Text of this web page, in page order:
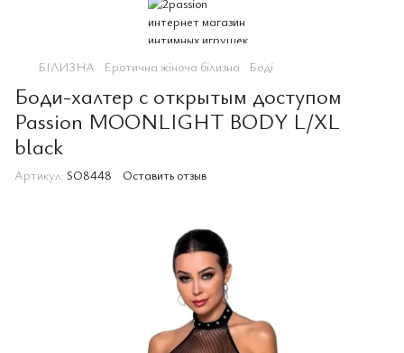
БІЛИЗНА Еротична жіноча білизна Боді
Боди-халтер с открытым доступом
Passion MOONLIGHT BODY L/XL
black
Артикул: SO8448 Оставить отзыв